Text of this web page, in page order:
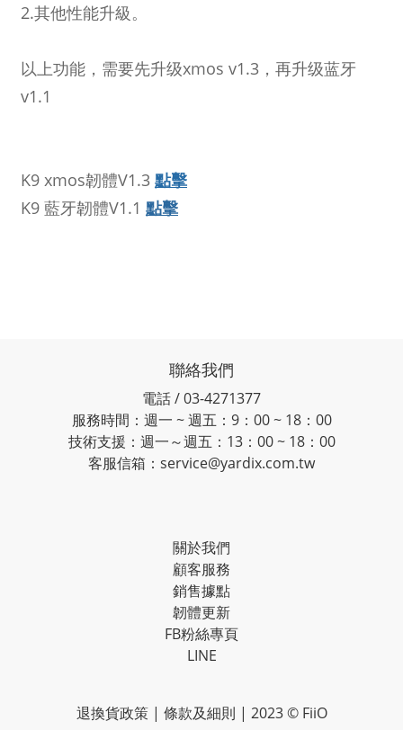
2.其他性能升級。
以上功能，需要先升级xmos v1.3，再升级蓝牙
v1.1
K9 xmos韌體V1.3 點擊
K9 藍牙韌體V1.1 點擊
聯絡我們
電話 / 03-4271377
服務時間：週一 ~ 週五：9：00 ~ 18：00
技術支援：週一～週五：13：00 ~ 18：00
客服信箱：service@yardix.com.tw
關於我們
顧客服務
銷售據點
韌體更新
FB粉絲專頁
LINE
退換貨政策| 條款及細則 | 2023 © FiiO